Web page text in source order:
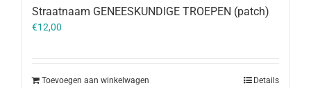
Straatnaam GENEESKUNDIGE TROEPEN (patch)
€12,00
Toevoegen aan winkelwagen Details